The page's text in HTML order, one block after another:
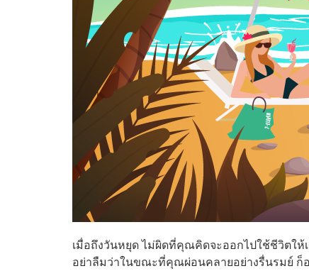
เมื่อถึงวันหยุด ไม่ผิดที่คุณคิดจะออกไปใช้ชีวิตให้
อย่าลืมว่าในขณะที่คุณผ่อนคลายอย่างรื่นรมย์ ก็